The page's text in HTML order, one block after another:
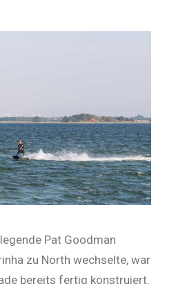
Pat Goodman
zu North wechselte, war
bereits fertig konstruiert.